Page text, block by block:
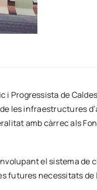
i Progressista de
les infraestructures
amb càrrec als
el sistema de
futures necessitats de